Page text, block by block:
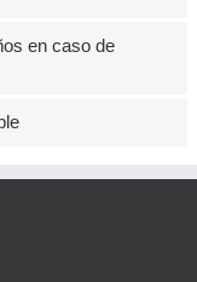
en caso de